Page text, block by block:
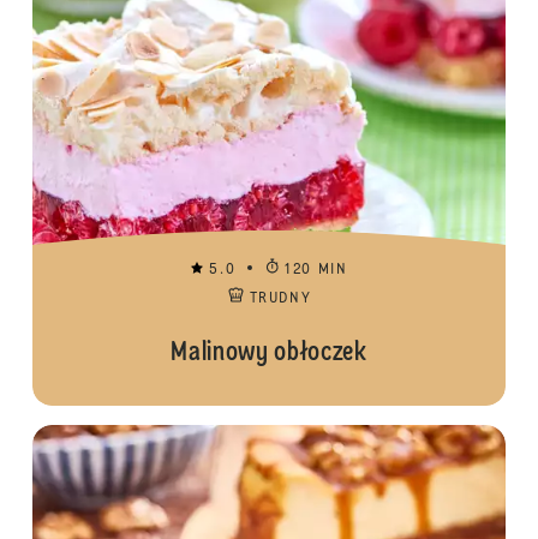
5.0
120 MIN
TRUDNY
Malinowy obłoczek